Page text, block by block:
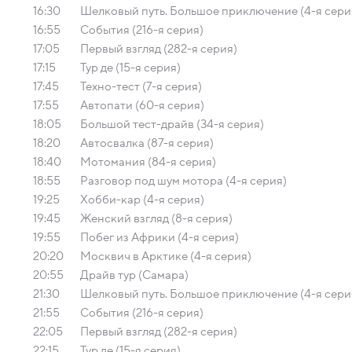
16:30
Шелковый путь. Большое приключение (4-я
16:55
События (216-я серия)
17:05
Первый взгляд (282-я серия)
17:15
Тур де (15-я серия)
17:45
Техно-тест (7-я серия)
17:55
Автопати (60-я серия)
18:05
Большой тест-драйв (34-я серия)
18:20
Автосвалка (87-я серия)
18:40
Мотомания (84-я серия)
18:55
Разговор под шум мотора (4-я серия)
19:25
Хобби-кар (4-я серия)
19:45
Женский взгляд (8-я серия)
19:55
Побег из Африки (4-я серия)
20:20
Москвич в Арктике (4-я серия)
20:55
Драйв тур (Самара)
21:30
Шелковый путь. Большое приключение (4-я
21:55
События (216-я серия)
22:05
Первый взгляд (282-я серия)